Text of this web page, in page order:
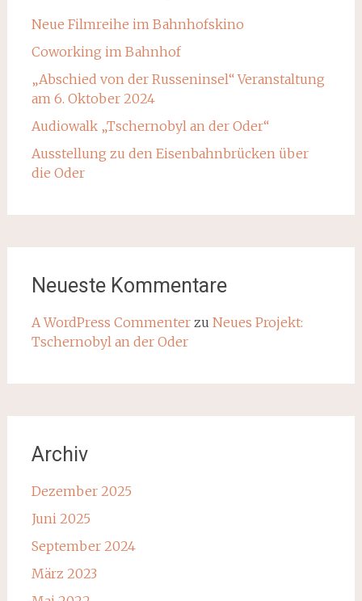
Neue Filmreihe im Bahnhofskino
Coworking im Bahnhof
„Abschied von der Russeninsel“ Veranstaltung
am 6. Oktober 2024
Audiowalk „Tschernobyl an der Oder“
Ausstellung zu den Eisenbahnbrücken über
die Oder
Neueste Kommentare
A WordPress Commenterzu Neues Projekt:
Tschernobyl an der Oder
Archiv
Dezember 2025
Juni 2025
September 2024
März 2023